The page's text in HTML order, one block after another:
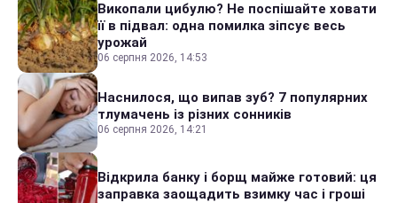
Викопали цибулю? Не поспішайте ховати
її в підвал: одна помилка зіпсує весь
урожай
06 серпня 2026, 14:53
Наснилося, що випав зуб? 7 популярних
тлумачень із різних сонників
06 серпня 2026, 14:21
Відкрила банку і борщ майже готовий: ця
заправка заощадить взимку час і гроші